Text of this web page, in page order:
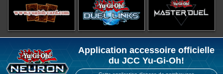
Application accessoire officielle
du JCC Yu-Gi-Oh!